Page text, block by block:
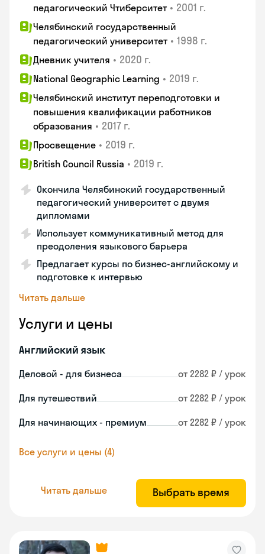
педагогический Чтиберситет • 2001 г.
Челябинский государственный
педагогический университет • 1998 г.
Дневник учителя • 2020 г.
National Geographic Learning • 2019 г.
Челябинский институт переподготовки и
повышения квалификации работников
образования • 2017 г.
Просвещение • 2019 г.
British Council Russia • 2019 г.
Окончила Челябинский государственный
педагогический университет с двумя
дипломами
Использует коммуникативный метод для
преодоления языкового барьера
Предлагает курсы по бизнес-английскому и
подготовке к интервью
Читать дальше
Услуги и цены
Английский язык
Деловой - для бизнеса от 2282 ₽ / урок
Для путешествий от 2282 ₽ / урок
Для начинающих - премиум от 2282 ₽ / урок
Все услуги и цены (4)
Читать дальше Выбрать время